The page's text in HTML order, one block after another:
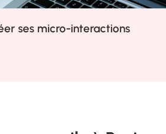
ses micro-interactions